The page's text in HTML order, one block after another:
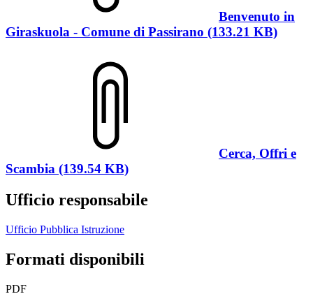
Benvenuto in
Giraskuola - Comune di Passirano (133.21 KB)
Cerca, Offri e
Scambia (139.54 KB)
Ufficio responsabile
Ufficio Pubblica Istruzione
Formati disponibili
PDF